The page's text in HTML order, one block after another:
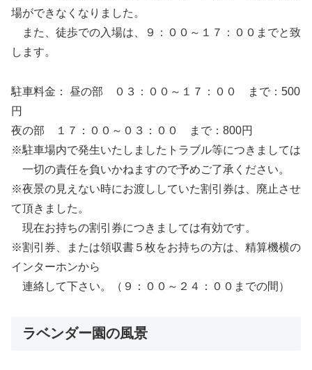
場ができなくなりました。
また、徒歩での入場は、９：００～１７：００までと致
します。
駐車料金： 昼の部 ０３：００～１７：００ まで：500
円
夜の部 １７：００～０３：００ まで：800円
※駐車場内で発生いたしましたトラブル等につきましては
一切の責任を負いかねますので予めご了承ください。
※夜景の見えない時にお渡ししていた割引券は、廃止させ
て頂きました。
現在お持ちの割引券につきましては有効です。
※割引券、または領収書５枚をお持ちの方は、精算機横の
インターホンから
連絡して下さい。（９：００～２４：００までの間）
ラベンダー園の風景